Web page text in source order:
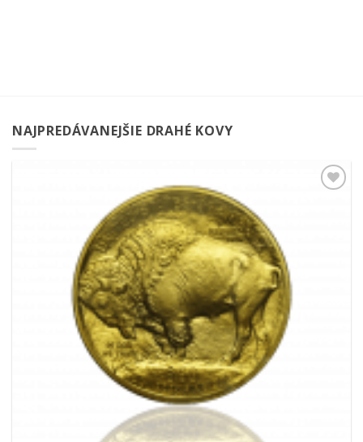
NAJPREDÁVANEJŠIE DRAHÉ KOVY